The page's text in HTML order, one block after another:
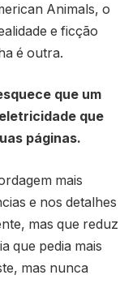
Animals, o
e ficção
é outra.
que um
que
páginas.
mais
e nos detalhes
mas que reduz
que pedia mais
mas nunca